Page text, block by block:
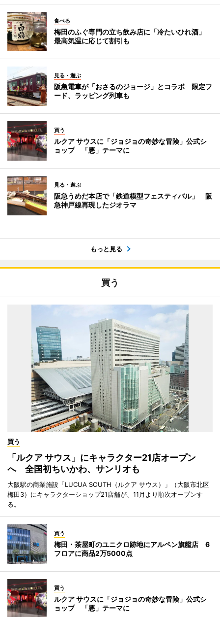
食べる
梅田のふぐ専門の立ち飲み店に「冷たいひれ酒」
最高気温に応じて割引も
見る・遊ぶ
阪急電車が「おさるのジョージ」とコラボ 限定フ
ード、ラッピング列車も
買う
ルクア サウスに「ジョジョの奇妙な冒険」公式シ
ョップ 「悪」テーマに
見る・遊ぶ
阪急うめだ本店で「鉄道模型フェスティバル」 阪
急神戸線再現したジオラマ
もっと見る
買う
買う
「ルクア サウス」にキャラクター21店オープン
へ 全国初ちいかわ、サンリオも
大阪駅の商業施設「LUCUA SOUTH（ルクア サウス）」（大阪市北区
梅田3）にキャラクターショップ21店舗が、11月より順次オープンす
る。
買う
梅田・茶屋町のユニクロ跡地にアルペン旗艦店 6
フロアに商品2万5000点
買う
ルクア サウスに「ジョジョの奇妙な冒険」公式シ
ョップ 「悪」テーマに